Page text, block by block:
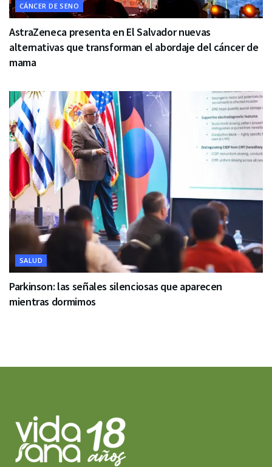
CÁNCER DE SENO
AstraZeneca presenta en El Salvador nuevas
alternativas que transforman el abordaje del cáncer de
mama
SALUD
Parkinson: las señales silenciosas que aparecen
mientras dormimos